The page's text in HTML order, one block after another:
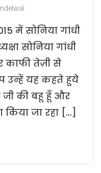
में सोनिया गांधी
सोनिया गांधी
काफी तेज़ी से
उन्हें यह कहते हुये
की बहू हूँ और
किया जा रहा […]